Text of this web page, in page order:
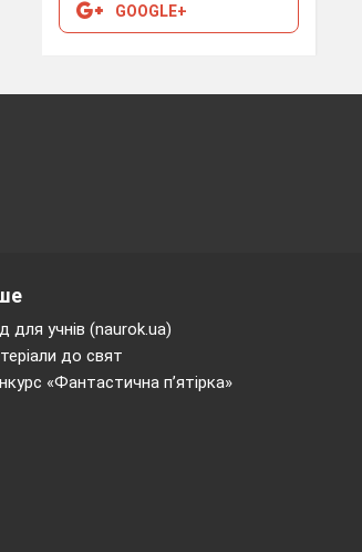
GOOGLE+
для учнів (naurok.ua)
до свят
«Фантастична п’ятірка»